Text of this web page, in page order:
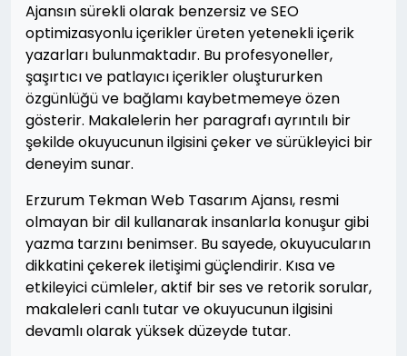
Ajansın sürekli olarak benzersiz ve SEO
optimizasyonlu içerikler üreten yetenekli içerik
yazarları bulunmaktadır. Bu profesyoneller,
şaşırtıcı ve patlayıcı içerikler oluştururken
özgünlüğü ve bağlamı kaybetmemeye özen
gösterir. Makalelerin her paragrafı ayrıntılı bir
şekilde okuyucunun ilgisini çeker ve sürükleyici bir
deneyim sunar.
Erzurum Tekman Web Tasarım Ajansı, resmi
olmayan bir dil kullanarak insanlarla konuşur gibi
yazma tarzını benimser. Bu sayede, okuyucuların
dikkatini çekerek iletişimi güçlendirir. Kısa ve
etkileyici cümleler, aktif bir ses ve retorik sorular,
makaleleri canlı tutar ve okuyucunun ilgisini
devamlı olarak yüksek düzeyde tutar.